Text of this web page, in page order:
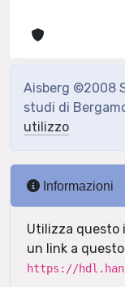
Aisberg ©2008
studi di
utilizzo
Informazioni
Utilizza questo
un link a
https://